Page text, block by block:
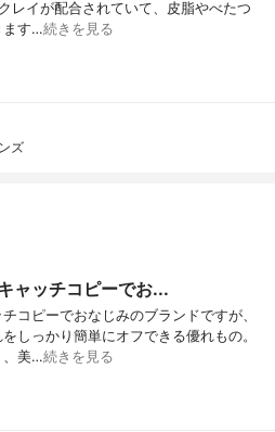
レイが配合されていて、皮脂やべたつ
ます…続きを見る
ズ
ャッチコピーでお...
コピーでおなじみのブランドですが、
しっかり簡単にオフできる優れもの。
、美…続きを見る